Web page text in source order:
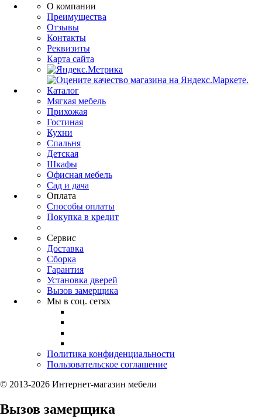
О компании
Преимущества
Отзывы
Контакты
Реквизиты
Карта сайта
Каталог
Мягкая мебель
Прихожая
Гостиная
Кухни
Спальня
Детская
Шкафы
Офисная мебель
Сад и дача
Оплата
Способы оплаты
Покупка в кредит
Сервис
Доставка
Сборка
Гарантия
Установка дверей
Вызов замерщика
Мы в соц. сетях
Политика конфиденциальности
Пользовательское соглашение
© 2013-2026 Интернет-магазин мебели
Вызов замерщика